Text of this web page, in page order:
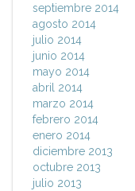
septiembre 2014
agosto 2014
julio 2014
junio 2014
mayo 2014
abril 2014
marzo 2014
febrero 2014
enero 2014
diciembre 2013
octubre 2013
julio 2013